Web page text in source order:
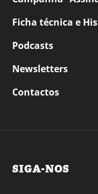
Ficha técnica e
Podcasts
Newsletters
Contactos
SIGA-NOS